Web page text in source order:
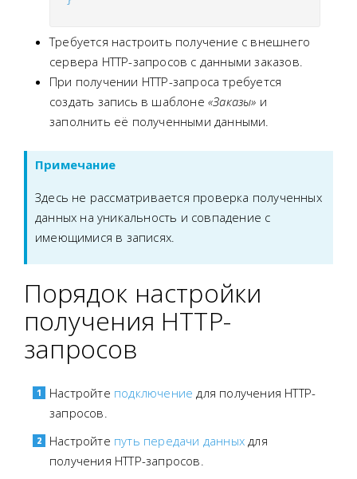
Требуется настроить получение c внешнего
сервера HTTP-запросов с данными заказов.
При получении HTTP-запроса требуется
создать запись в шаблоне «Заказы» и
заполнить её полученными данными.
Примечание
Здесь не рассматривается проверка полученных
данных на уникальность и совпадение с
имеющимися в записях.
Порядок настройки
получения HTTP-
запросов
Настройте подключение для получения HTTP-
запросов.
Настройте путь передачи данных для
получения HTTP-запросов.